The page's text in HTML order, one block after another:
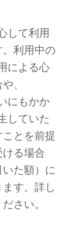
して利用
利用中の
による心
、
にもかか
していた
とを前提
る場合
た額）に
す。詳し
さい。